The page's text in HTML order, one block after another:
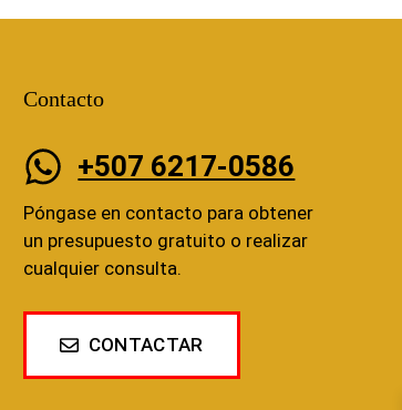
Contacto
+507 6217-0586
Póngase en contacto para obtener
un presupuesto gratuito o realizar
cualquier consulta.
CONTACTAR